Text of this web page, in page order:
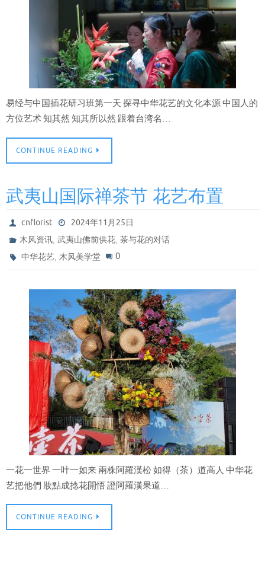
易经与中国插花研习班第一天 探寻中华花艺的文化本源 中国人的
方位艺术 知其然 知其所以然 跟着台湾名…
CONTINUE READING
武夷山国际禅茶节 花艺布置
cnflorist
2024年11月25日
木风资讯,武夷山佛前供花,茶与花的对话
中华花艺,木风美学堂 0
一花一世界 一叶一如来 兩株阿羅漢松 如得（茶）道高人 中华花
艺把他們 妝點成捻花開悟 證阿羅漢果道…
CONTINUE READING